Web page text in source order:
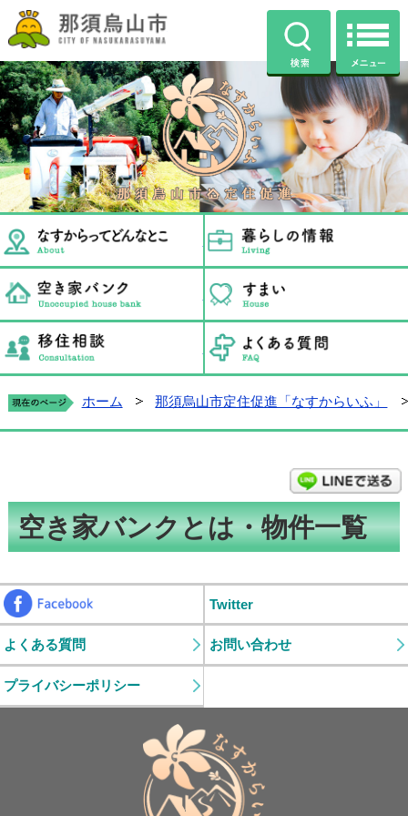
那須烏山市定住促進
那須烏山市公式ホームページ 検索
なすからすやまってどんな
空き家バンク
移住相談
ホーム 那須烏山市定住促進「なすからいふ」
空き家バンクとは・物件一覧
Facebook
Twitter
よくある質問 お問い合わせ
プライバシーポリシー